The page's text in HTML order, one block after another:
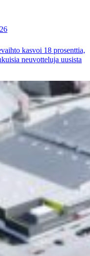
kasvoi 18 prosenttia,
neuvotteluja uusista